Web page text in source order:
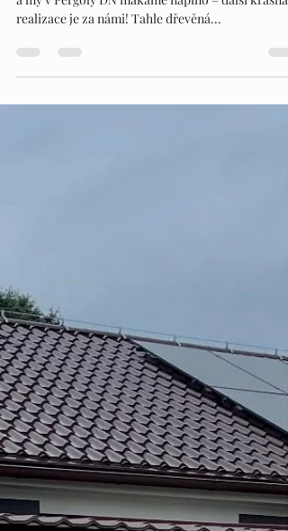
PERGOLY DN - RYCHVALD
Jedeme na plné obrátky! Sezona je v plném
realizace je za námi! Tahle dřevěná...